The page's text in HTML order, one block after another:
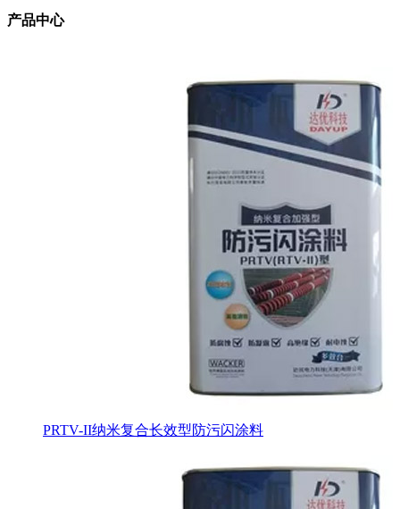
产品中心
PRTV-II纳米复合长效型防污闪涂料